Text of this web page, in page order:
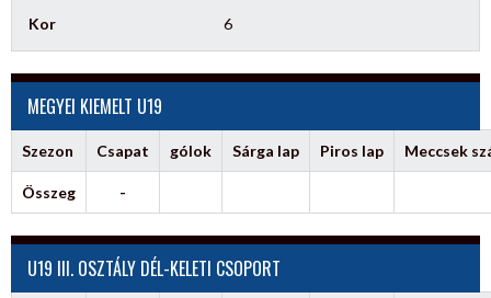
Kor 6
MEGYEI KIEMELT U19
Szezon Csapat gólok Sárga lap Piros lap Meccsek
Összeg -
U19 III. OSZTÁLY DÉL-KELETI CSOPORT